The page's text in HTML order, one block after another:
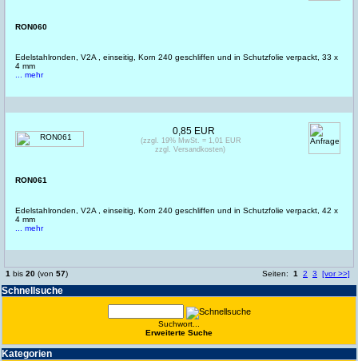
Schnell­suche
Suchwort...
Erwei­terte Suche
Kate­gorien
RON060
Edelstahlronden, V2A , einseitig, Korn 240 geschliffen und in Schutzfolie verpackt, 33 x
4 mm
... mehr
RON061
Edelstahlronden, V2A , einseitig, Korn 240 geschliffen und in Schutzfolie verpackt, 42 x
4 mm
... mehr
0,85 EUR
(zzgl. 19% MwSt. = 1,01 EUR
zzgl. Versandkosten)
1 bis 20 (von 57) Seiten: 1 2 3 [vor >>]